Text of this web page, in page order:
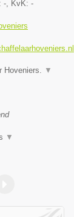
- , KvK: -
Hoveniers. ▼
▼